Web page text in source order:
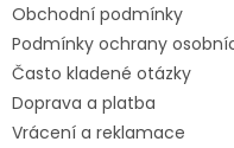
Obchodní podmínky
Podmínky ochrany
Často kladené otázky
Doprava a platba
Vrácení a reklamace